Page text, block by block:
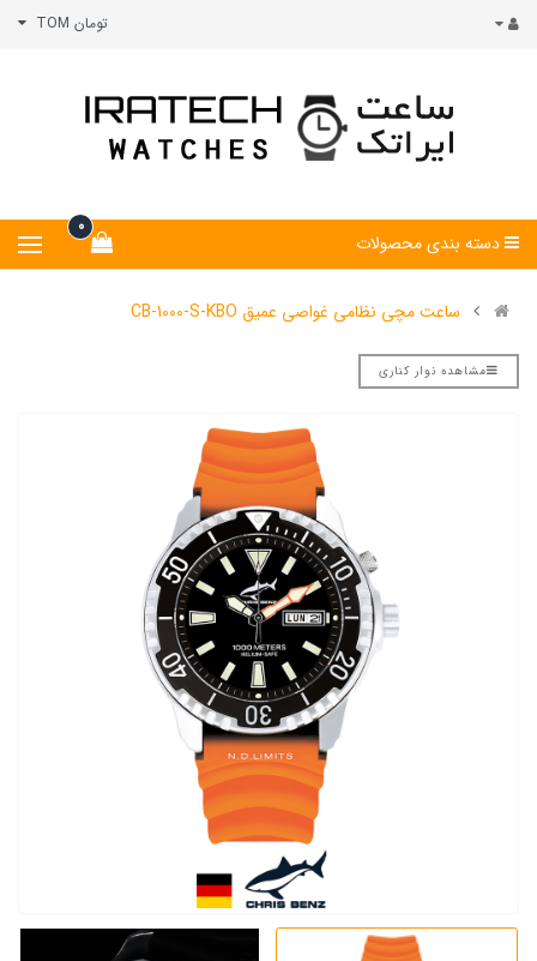
تومان TOM
0
دسته بندی محصولات
ساعت مچی نظامی غواصی عمیق CB-1000-S-KBO
مشاهده نوار کناری